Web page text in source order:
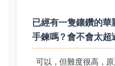
已經有一隻鑲鑽的華
手鍊嗎？會不會太超
可以，但難度很高，